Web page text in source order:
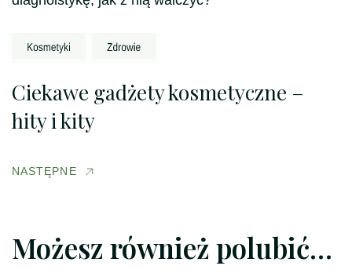
Ciekawe gadżety kosmetyczne –
hity i kity
NASTĘPNE
Możesz również polubić…